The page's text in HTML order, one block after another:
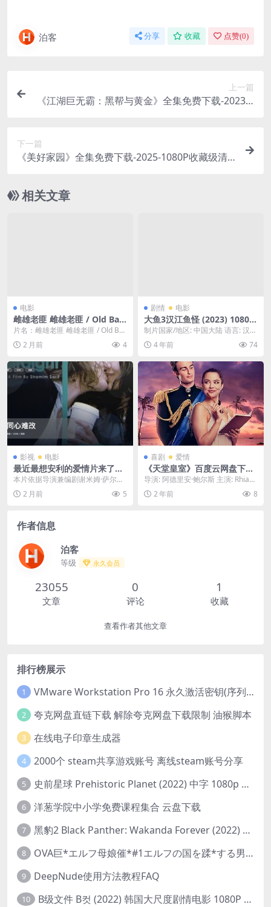
泊客 分享 收藏 点赞(0)
上一篇
《江湖巨无霸：黑帮与黄金》全集免费下载-2023-1
下一篇
《美好家园》全集免费下载-2025-1080P收藏级清
相关文章
电影
雌雄老匪 雌雄老匪 / Old Ban
dits / Velhos Bandidos
片名：雌雄老匪 雌雄老匪 / Old Ba
ndits / Velhos Band...
2 月前 4
剧情 电影
大鱼3汉江鱼怪 (2023) 1080中
字
制片国家/地区: 中国大陆 语言: 汉语
普通话 上映日期: 2023-01-15...
4 年前 74
影视 电影
最近最想安利的爱情片来了！
《同心难改》 2008 未删减 限
时转存
本片依据导演兼编剧谢米姆·萨尔弗
所撰写的自传小说改编而成
2 月前 5
喜剧 爱情
《天堂皇室》百度云网盘下载.
阿里云盘.英语中字.(2023)
导演: 阿德里安·鲍尔斯 主演: Rhiann
on Fish / Mitchel...
2 年前 8
作者信息
泊客
等级 永久会员
23055
文章
0
评论
1
收藏
查看作者其他文章
排行榜展示
1 VMware Workstation Pro 16 永久激活密钥(序列号)
2 夸克网盘直链下载 解除夸克网盘下载限制 油猴脚本
3 在线电子印章生成器
4 2000个 steam共享游戏账号 离线steam账号分享
5 史前星球 Prehistoric Planet (2022) 中字 1080p 高清 阿里云盘 2022.5.27已更新全集
6 洋葱学院中小学免费课程集合 云盘下载
7 黑豹2 Black Panther: Wakanda Forever (2022) 高清版
8 OVA巨*エルフ母娘催*#1エルフの国を蹂*する男。汚された女王と姫
9 DeepNude使用方法教程FAQ
10 B级文件 B컷 (2022) 韩国大尺度剧情电影 1080P 中字